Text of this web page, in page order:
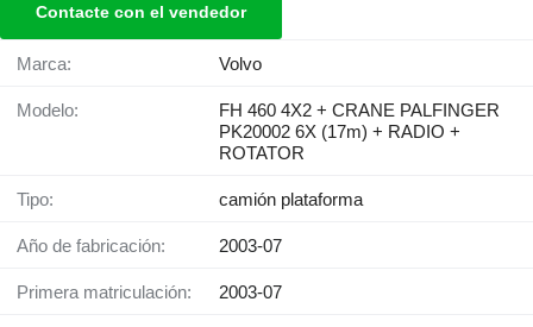
Contacte con el vendedor
Marca: Volvo
Modelo:
FH 460 4X2 + CRANE PALFINGER
PK20002 6X (17m) + RADIO +
ROTATOR
Tipo: camión plataforma
Año de fabricación: 2003-07
Primera matriculación: 2003-07